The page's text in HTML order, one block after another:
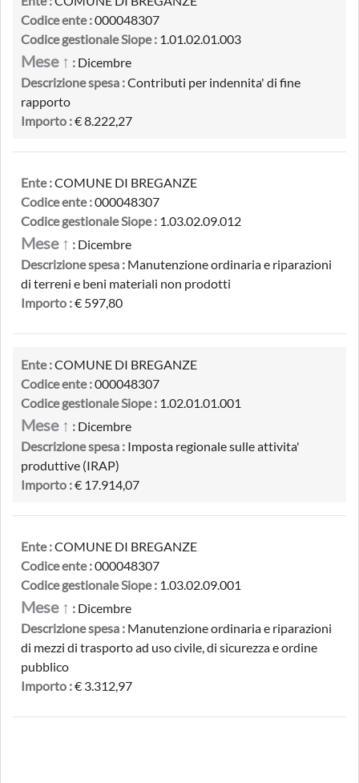
Codice ente :000048307
Codice gestionale Siope : 1.01.02.01.003
Mese ↑ : Dicembre
Descrizione spesa :Contributi per indennita' di fine
rapporto
Importo :€ 8.222,27
Ente :COMUNE DI BREGANZE
Codice ente :000048307
Codice gestionale Siope : 1.03.02.09.012
Mese ↑ : Dicembre
Descrizione spesa : Manutenzione ordinaria e riparazioni
di terreni e beni materiali non prodotti
Importo :€ 597,80
Ente :COMUNE DI BREGANZE
Codice ente :000048307
Codice gestionale Siope : 1.02.01.01.001
Mese ↑ : Dicembre
Descrizione spesa : Imposta regionale sulle attivita'
produttive (IRAP)
Importo :€ 17.914,07
Ente :COMUNE DI BREGANZE
Codice ente :000048307
Codice gestionale Siope : 1.03.02.09.001
Mese ↑ : Dicembre
Descrizione spesa : Manutenzione ordinaria e riparazioni
di mezzi di trasporto ad uso civile, di sicurezza e ordine
pubblico
Importo :€ 3.312,97